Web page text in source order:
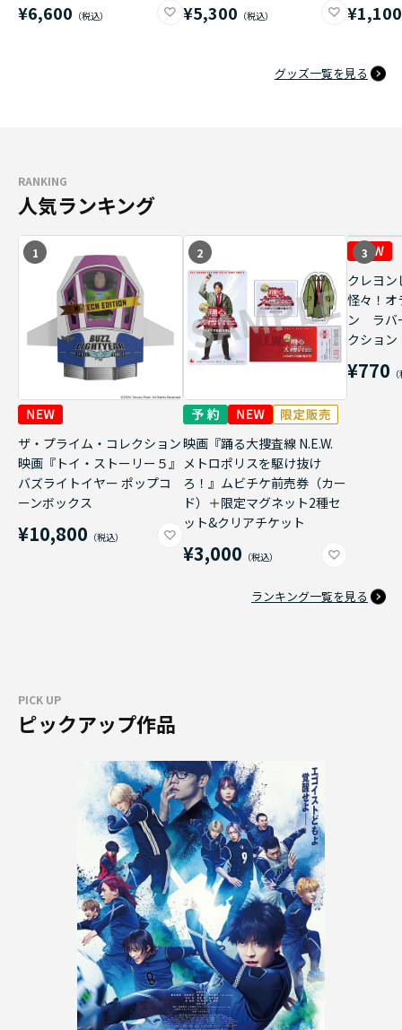
¥6,600 ¥5,300 ¥1,100
グッズ一覧を見る
RANKING
人気ランキング
1
ザ・プライム・コレクション
映画『トイ・ストーリー５』
バズライトイヤー ポップコ
ーンボックス
¥10,800
2
映画『踊る大捜査線 N.E.W.
メトロポリスを駆け抜け
ろ！』ムビチケ前売券（カー
ド）＋限定マグネット2種セ
ット&クリアチケット
¥3,000
3
クレヨン
怪々！オ
ン ラバ
クショ
¥770
ランキング一覧を見る
PICK UP
ピックアップ作品